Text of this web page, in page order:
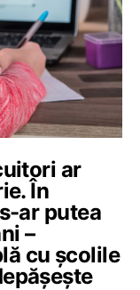
ar
În
ar putea
–
cu școlile